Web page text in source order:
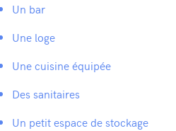
Un bar
Une loge
Une cuisine équipée
Des sanitaires
Un petit espace de stockage